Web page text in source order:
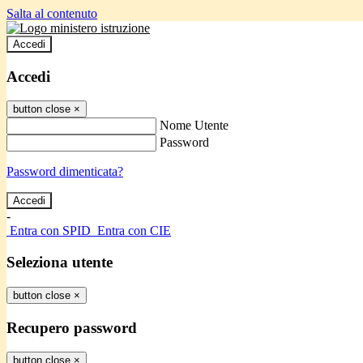
Salta al contenuto
Accedi
Accedi
button close ×
Nome Utente
Password
Password dimenticata?
-
Entra con SPID Entra con CIE
Seleziona utente
button close ×
Recupero password
button close ×